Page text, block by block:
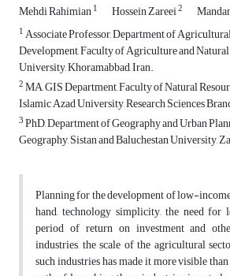
Mehdi Rahimian1 Hossein Zareei2
1Associate Professor, Department of
Development, Faculty of Agriculture and Natural
University, Khoramabbad, Iran.
2MA, GIS Department, Faculty of Natural
Islamic Azad University, Research Sciences
3PhD, Department of Geography and Urban
Geography, Sistan and Baluchestan University,
Planning for the development of low-
hand, technology simplicity, the need for
period of return on investment and
industries, the scale of the agricultural
such industries has made it more visible